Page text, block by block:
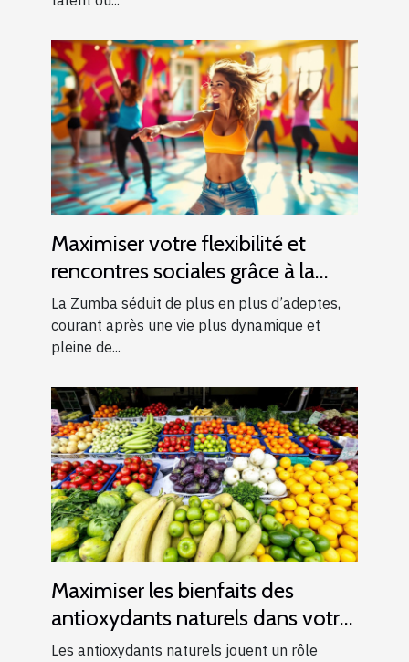
Maximiser votre flexibilité et
rencontres sociales grâce à la
Zumba
La Zumba séduit de plus en plus d’adeptes,
courant après une vie plus dynamique et
pleine de...
Maximiser les bienfaits des
antioxydants naturels dans votre
alimentation quotidienne
Les antioxydants naturels jouent un rôle